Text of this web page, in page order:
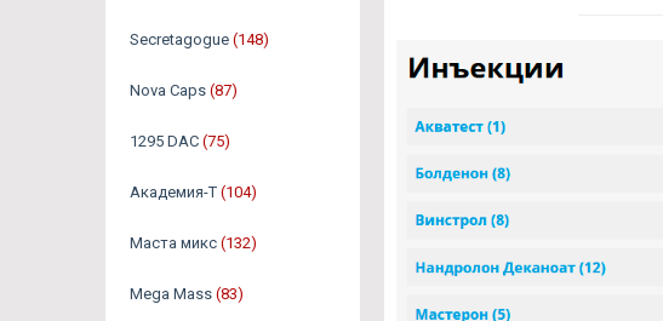
Secretagogue (148)
Nova Caps (87)
1295 DAC (75)
Академия-Т (104)
Маста микс (132)
Mega Mass (83)